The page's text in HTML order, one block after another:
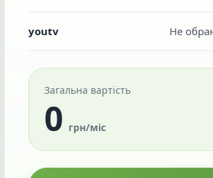
youtv Не
Загальна вартість
0 грн/міс